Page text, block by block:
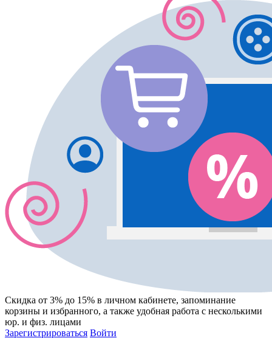
Скидка от 3% до 15% в личном кабинете, запоминание
корзины и избранного, а также удобная работа с несколькими
юр. и физ. лицами
Зарегистрироваться Войти